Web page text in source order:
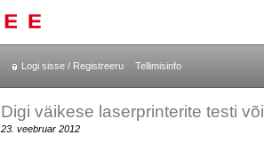
Logi sisse / Registreeru Tellimisinfo
Digi väikese laserprinterite testi
23. veebruar 2012